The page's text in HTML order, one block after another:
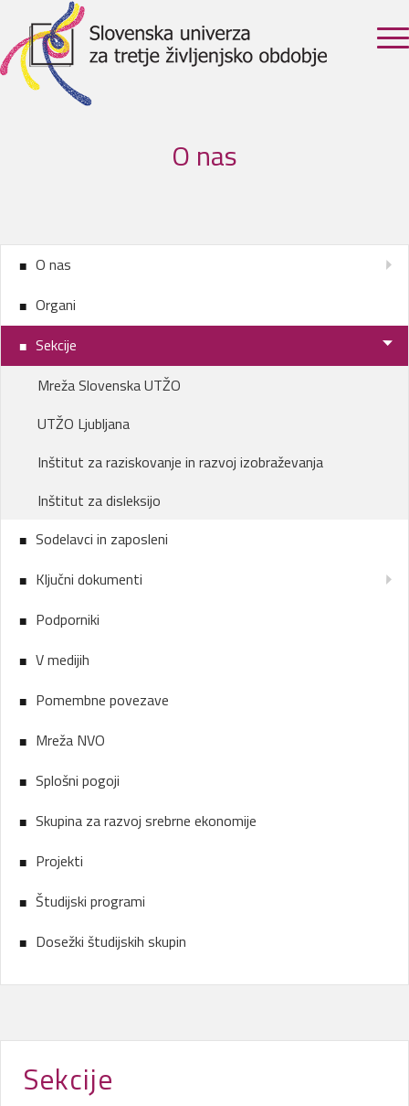
O nas
O nas
Organi
Sekcije
Mreža Slovenska UTŽO
UTŽO Ljubljana
Inštitut za raziskovanje in razvoj izobraževanja
Inštitut za disleksijo
Sodelavci in zaposleni
Ključni dokumenti
Podporniki
V medijih
Pomembne povezave
Mreža NVO
Splošni pogoji
Skupina za razvoj srebrne ekonomije
Projekti
Študijski programi
Dosežki študijskih skupin
Sekcije